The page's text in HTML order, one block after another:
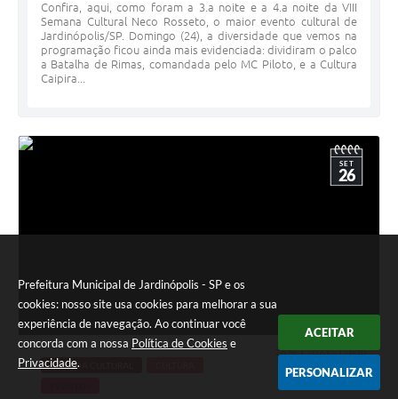
Prefeitura Municipal de Jardinópolis - SP e os
cookies: nosso site usa cookies para melhorar a sua
experiência de navegação. Ao continuar você
concorda com a nossa Política de Cookies e
Privacidade.
ACEITAR
PERSONALIZAR
Confira, aqui, como foram a 3.a noite e a 4.a noite da VIII
Semana Cultural Neco Rosseto, o maior evento cultural de
Jardinópolis/SP. Domingo (24), a diversidade que vemos na
programação ficou ainda mais evidenciada: dividiram o palco
a Batalha de Rimas, comandada pelo MC Piloto, e a Cultura
Caipira...
26 SET 2023 - 12h00
SET
26
AGENDA CULTURAL